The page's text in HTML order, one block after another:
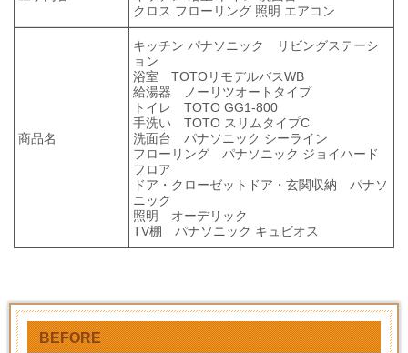
クロス フローリング 照明 エアコン
商品名
キッチン パナソニック リビングステーシ
ョン
浴室 TOTOリモデルバスWB
給湯器 ノーリツオートタイプ
トイレ TOTO GG1-800
手洗い TOTO スリムタイプC
洗面台 パナソニック シーライン
フローリング パナソニック ジョイハード
フロア
ドア・クローゼットドア・玄関収納 パナソ
ニック
照明 オーデリック
TV棚 パナソニック キュビオス
BEFORE